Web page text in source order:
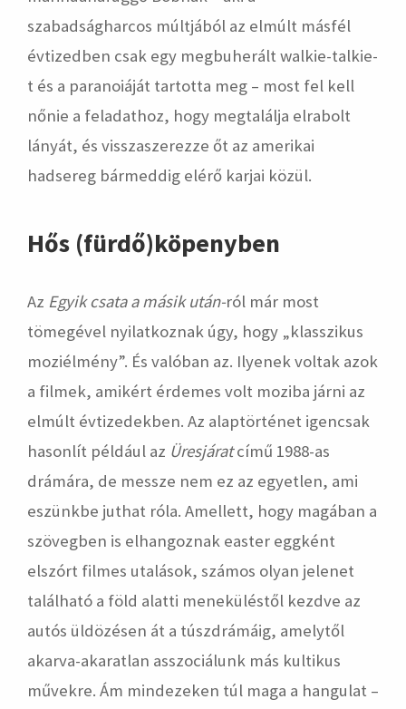
szabadságharcos múltjából az elmúlt másfél
évtizedben csak egy megbuherált walkie-talkie-
t és a paranoiáját tartotta meg – most fel kell
nőnie a feladathoz, hogy megtalálja elrabolt
lányát, és visszaszerezze őt az amerikai
hadsereg bármeddig elérő karjai közül.
Hős (fürdő)köpenyben
Az Egyik csata a másik után-ról már most
tömegével nyilatkoznak úgy, hogy „klasszikus
moziélmény”. És valóban az. Ilyenek voltak azok
a filmek, amikért érdemes volt moziba járni az
elmúlt évtizedekben. Az alaptörténet igencsak
hasonlít például az Üresjáratcímű 1988-as
drámára, de messze nem ez az egyetlen, ami
eszünkbe juthat róla. Amellett, hogy magában a
szövegben is elhangoznak easter eggként
elszórt filmes utalások, számos olyan jelenet
található a föld alatti meneküléstől kezdve az
autós üldözésen át a túszdrámáig, amelytől
akarva-akaratlan asszociálunk más kultikus
művekre. Ám mindezeken túl maga a hangulat –